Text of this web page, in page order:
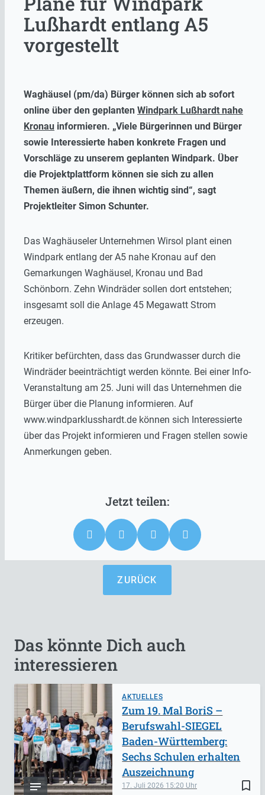
Lußhardt entlang A5
vorgestellt
Waghäusel (pm/da) Bürger können sich ab sofort
online über den geplanten Windpark Lußhardt nahe
Kronau informieren. „Viele Bürgerinnen und Bürger
sowie Interessierte haben konkrete Fragen und
Vorschläge zu unserem geplanten Windpark. Über
die Projektplattform können sie sich zu allen
Themen äußern, die ihnen wichtig sind“, sagt
Projektleiter Simon Schunter.
Das Waghäuseler Unternehmen Wirsol plant einen
Windpark entlang der A5 nahe Kronau auf den
Gemarkungen Waghäusel, Kronau und Bad
Schönborn. Zehn Windräder sollen dort entstehen;
insgesamt soll die Anlage 45 Megawatt Strom
erzeugen.
Kritiker befürchten, dass das Grundwasser durch die
Windräder beeinträchtigt werden könnte. Bei einer Info-
Veranstaltung am 25. Juni will das Unternehmen die
Bürger über die Planung informieren. Auf
www.windparklusshardt.de können sich Interessierte
über das Projekt informieren und Fragen stellen sowie
Anmerkungen geben.
ZURÜCK
Das könnte Dich auch
interessieren
AKTUELLES
bookmark_border
17. Juli 2026 15:20
Zum 19. Mal BoriS –
Berufswahl-SIEGEL
Baden-Württemberg:
Sechs Schulen erhalten
Auszeichnung